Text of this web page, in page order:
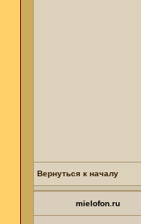
Вернуться к началу
mielofon.ru